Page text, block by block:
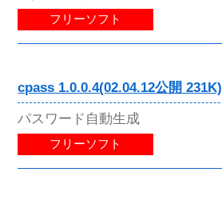
フリーソフト
cpass 1.0.0.4(02.04.12公開 231K)
パスワード自動生成
フリーソフト